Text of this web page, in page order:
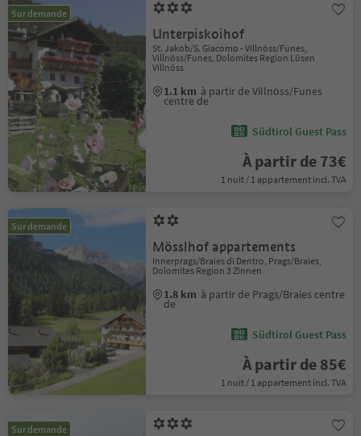
Sur demande
Unterpiskoihof
St. Jakob/S. Giacomo - Villnöss/Funes,
Villnöss/Funes, Dolomites Region Lüsen
Villnöss
1.1 km à partir de Villnöss/Funes
centre de
Südtirol Guest Pass
À partir de 73€
1 nuit / 1 appartement incl. TVA
Sur demande
Mösslhof appartements
Innerprags/Braies di Dentro, Prags/Braies,
Dolomites Region 3 Zinnen
1.8 km à partir de Prags/Braies centre
de
Südtirol Guest Pass
À partir de 85€
1 nuit / 1 appartement incl. TVA
Sur demande